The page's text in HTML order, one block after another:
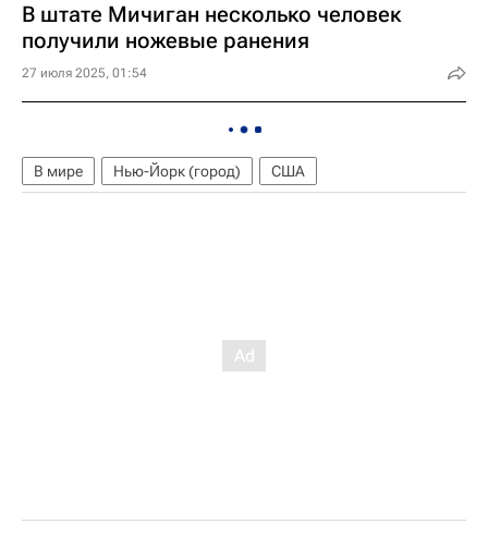
В штате Мичиган несколько человек
получили ножевые ранения
27 июля 2025, 01:54
В мире Нью-Йорк (город) США